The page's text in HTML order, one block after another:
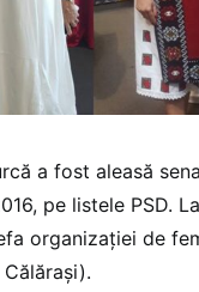
a fost aleasă
pe listele PSD.
organizației de